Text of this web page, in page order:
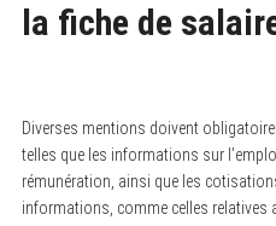
la fiche de
Diverses mentions doivent
telles que les informations sur
rémunération, ainsi que les
informations, comme celles relatives